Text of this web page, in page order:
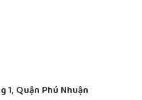
Quận Phú Nhuận